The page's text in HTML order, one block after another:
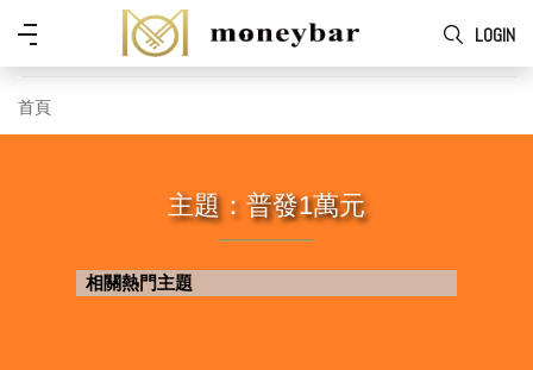
Skip to main content
LOGIN
功
首頁
主題：普發1萬元
相關熱門主題